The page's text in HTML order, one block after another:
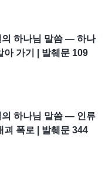
의 하나님 말씀 ― 하나
아 가기 | 발췌문 109
의 하나님 말씀 ― 인류
괴 폭로 | 발췌문 344